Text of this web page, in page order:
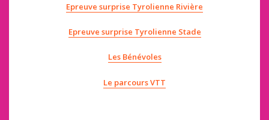
Epreuve surprise Tyrolienne Rivière
Epreuve surprise Tyrolienne Stade
Les Bénévoles
Le parcours VTT